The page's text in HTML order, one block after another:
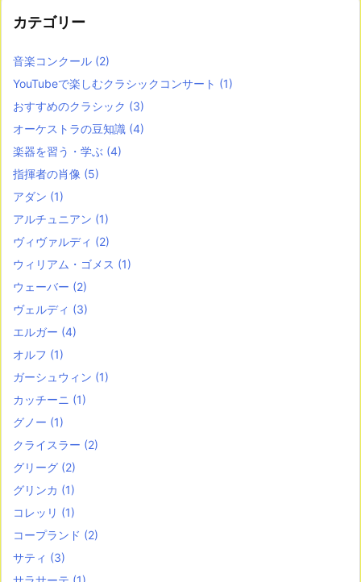
カテゴリー
音楽コンクール (2)
YouTubeで楽しむクラシックコンサート (1)
おすすめのクラシック (3)
オーケストラの豆知識 (4)
楽器を習う・学ぶ (4)
指揮者の肖像 (5)
アダン (1)
アルチュニアン (1)
ヴィヴァルディ (2)
ウィリアム・ゴメス (1)
ウェーバー (2)
ヴェルディ (3)
エルガー (4)
オルフ (1)
ガーシュウィン (1)
カッチーニ (1)
グノー (1)
クライスラー (2)
グリーグ (2)
グリンカ (1)
コレッリ (1)
コープランド (2)
サティ (3)